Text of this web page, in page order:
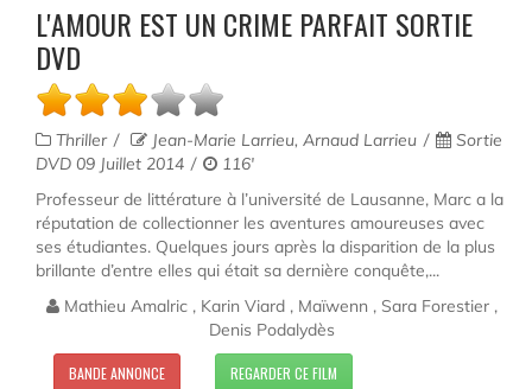
L'AMOUR EST UN CRIME PARFAIT SORTIE
DVD
Thriller Jean-Marie Larrieu, Arnaud Larrieu
Sortie
DVD 09 Juillet 2014
116'
Professeur de littérature à l’université de Lausanne, Marc a la
réputation de collectionner les aventures amoureuses avec
ses étudiantes. Quelques jours après la disparition de la plus
brillante d’entre elles qui était sa dernière conquête,...
Mathieu Amalric , Karin Viard , Maïwenn , Sara Forestier ,
Denis Podalydès
BANDE ANNONCE REGARDER CE FILM